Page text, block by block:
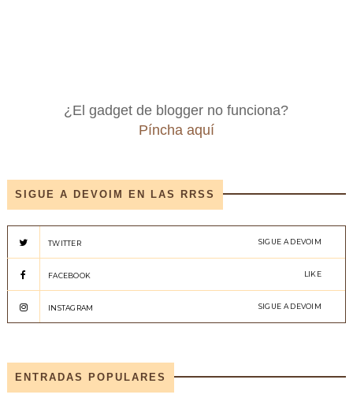
¿El gadget de blogger no funciona?
Píncha aquí
SIGUE A DEVOIM EN LAS RRSS
TWITTER SIGUE A DEVOIM
FACEBOOK LIKE
INSTAGRAM SIGUE A DEVOIM
ENTRADAS POPULARES